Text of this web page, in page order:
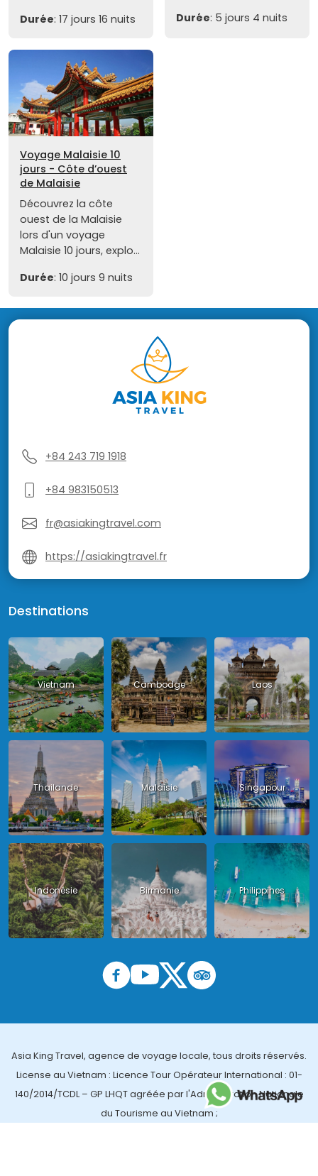
Durée: 17 jours 16 nuits
Durée: 5 jours 4 nuits
Voyage Malaisie 10
jours - Côte d’ouest
de Malaisie
Découvrez la côte
ouest de la Malaisie
lors d'un voyage
Malaisie 10 jours, explo...
Durée: 10 jours 9 nuits
+84 243 719 1918
+84 983150513
fr@asiakingtravel.com
https://asiakingtravel.fr
Destinations
Vietnam Cambodge Laos
Thailande Malaisie Singapour
Indonésie Birmanie Philippines
Asia King Travel, agence de voyage locale, tous droits réservés.
License au Vietnam : Licence Tour Opérateur International : 01-
140/2014/TCDL – GP LHQT agréée par l'Administration Nationale
du Tourisme au Vietnam ;